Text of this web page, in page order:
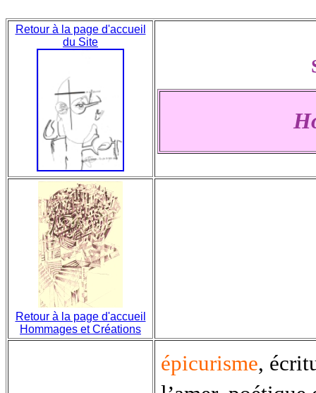
Retour à la page d'accueil
du Site
Retour à la page d'accueil
Hommages et Créations
épicurisme,